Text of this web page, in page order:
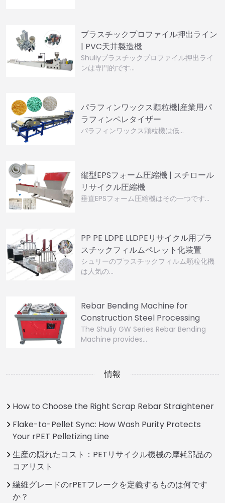
プラスチックプロファイル押出ライン
| PVC天井製造機
Shuliyプラスチックプロファイル押出ライ
ンは専門的です…
パラフィンワックス顆粒機|産業用パ
ラフィンペレタイザー
パラフィンワックス顆粒機は低…
縦型EPSフォーム圧縮機 | スチロール
リサイクル圧縮機
垂直EPSフォーム圧縮機はその一つです…
PP PE LDPE LLDPEリサイクル用プラ
スチックフィルムペレット化装置
シュリーのプラスチックフィルム顆粒化機
は人気の…
Rebar Bending Machine for
Construction Steel Processing
The Shuliy GW Series Rebar Bending
Machine provides…
情報
How to Choose the Right Scrap Rebar Straightener
Flake-to-Pellet Sync: How Wash Purity Protects
Your rPET Pelletizing Line
生産の隠れたコスト：PETリサイクル機械の摩耗部品の
コアリスト
繊維グレードのrPETフレークを定義するものは何です
か？